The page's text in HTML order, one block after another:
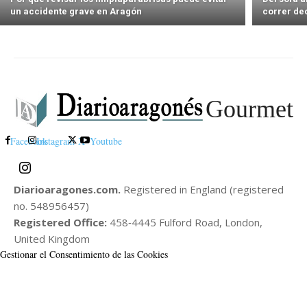
un accidente grave en Aragón
correr
Gourmet
FacebookInstagram X Youtube
Diarioaragones.com. Registered in England (registered
no. 548956457)
Registered Office: 458‑4445 Fulford Road, London,
United Kingdom
Gestionar el Consentimiento de las Cookies